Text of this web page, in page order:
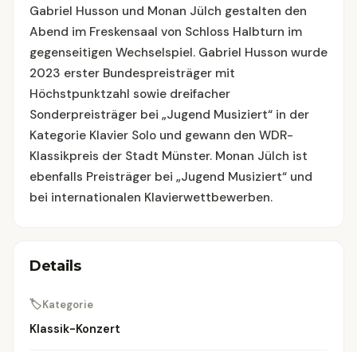
Gabriel Husson und Monan Jülch gestalten den
Abend im Freskensaal von Schloss Halbturn im
gegenseitigen Wechselspiel. Gabriel Husson wurde
2023 erster Bundespreisträger mit
Höchstpunktzahl sowie dreifacher
Sonderpreisträger bei „Jugend Musiziert“ in der
Kategorie Klavier Solo und gewann den WDR-
Klassikpreis der Stadt Münster. Monan Jülch ist
ebenfalls Preisträger bei „Jugend Musiziert“ und
bei internationalen Klavierwettbewerben.
Details
🏷Kategorie
Klassik-Konzert